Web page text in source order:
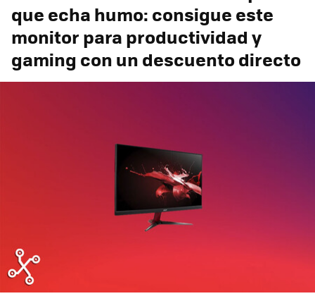
que echa humo: consigue este
monitor para productividad y
gaming con un descuento directo